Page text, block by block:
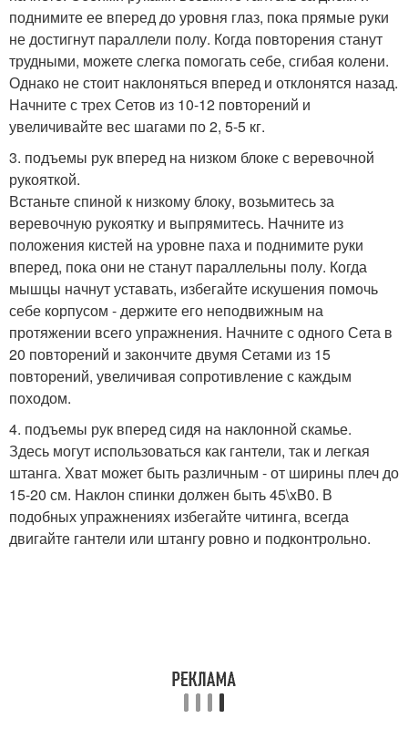
поднимите ее вперед до уровня глаз, пока прямые руки
не достигнут параллели полу. Когда повторения станут
трудными, можете слегка помогать себе, сгибая колени.
Однако не стоит наклоняться вперед и отклонятся назад.
Начните с трех Сетов из 10-12 повторений и
увеличивайте вес шагами по 2, 5-5 кг.
3. подъемы рук вперед на низком блоке с веревочной
рукояткой.
Встаньте спиной к низкому блоку, возьмитесь за
веревочную рукоятку и выпрямитесь. Начните из
положения кистей на уровне паха и поднимите руки
вперед, пока они не станут параллельны полу. Когда
мышцы начнут уставать, избегайте искушения помочь
себе корпусом - держите его неподвижным на
протяжении всего упражнения. Начните с одного Сета в
20 повторений и закончите двумя Сетами из 15
повторений, увеличивая сопротивление с каждым
походом.
4. подъемы рук вперед сидя на наклонной скамье.
Здесь могут использоваться как гантели, так и легкая
штанга. Хват может быть различным - от ширины плеч до
15-20 см. Наклон спинки должен быть 45\xB0. В
подобных упражнениях избегайте читинга, всегда
двигайте гантели или штангу ровно и подконтрольно.